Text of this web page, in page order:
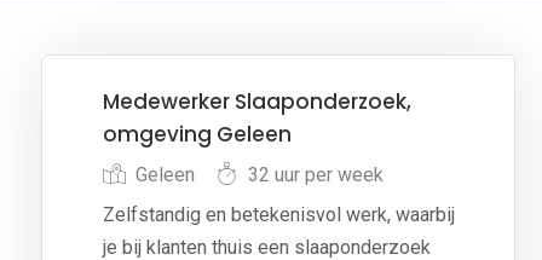
Medewerker Slaaponderzoek,
omgeving Geleen
Geleen
32 uur per week
Zelfstandig en betekenisvol werk, waarbij
je bij klanten thuis een slaaponderzoek